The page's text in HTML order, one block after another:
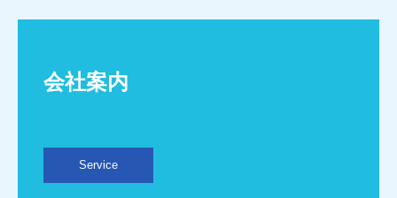
会社案内
Service